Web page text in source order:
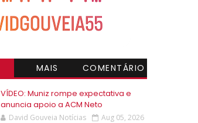
MAIS
COMENTÁRIO
VÍDEO: Muniz rompe expectativa e
anuncia apoio a ACM Neto
David Gouveia Notícias Aug 05, 2026